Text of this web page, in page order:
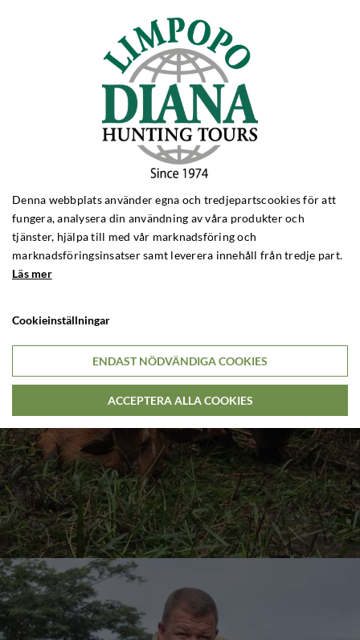
Denna webbplats använder egna och tredjepartscookies för att
fungera, analysera din användning av våra produkter och
tjänster, hjälpa till med vår marknadsföring och
marknadsföringsinsatser samt leverera innehåll från tredje part.
Läs mer
Cookieinställningar
ENDAST NÖDVÄNDIGA COOKIES
ACCEPTERA ALLA COOKIES